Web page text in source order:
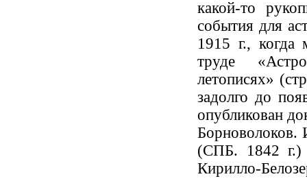
какой-то
события для
1915 г., когда
труде
летописях»
задолго до
опубликован
Борноволоков.
(СПБ. 1842 г.)
Кирилло-